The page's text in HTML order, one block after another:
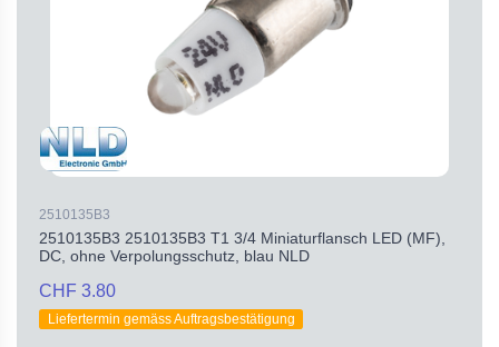
2510135B3
2510135B3 2510135B3 T1 3/4 Miniaturflansch LED (MF),
DC, ohne Verpolungsschutz, blau NLD
CHF 3.80
Liefertermin gemäss Auftragsbestätigung